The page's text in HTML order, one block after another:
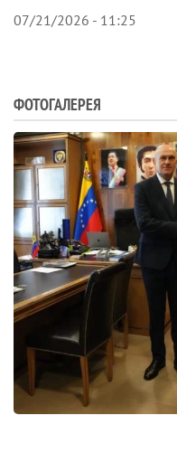
07/21/2026 - 11:25
ФОТОГАЛЕРЕЯ